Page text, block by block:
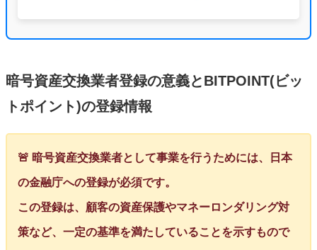
暗号資産交換業者登録の意義とBITPOINT(ビッ
トポイント)の登録情報
🚨 暗号資産交換業者として事業を行うためには、日本
の金融庁への登録が必須です。
この登録は、顧客の資産保護やマネーロンダリング対
策など、一定の基準を満たしていることを示すもので